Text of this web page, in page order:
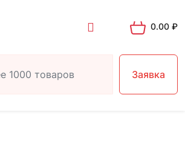
0.00 ₽
Заявка